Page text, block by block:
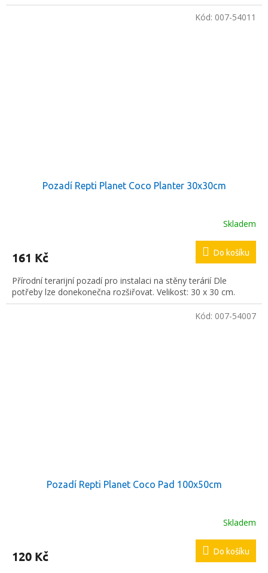
Pozadí Repti Planet Coco Planter 30x30cm
Skladem
161 Kč Do košíku
Přírodní terarijní pozadí pro instalaci na stěny terárií Dle
potřeby lze donekonečna rozšiřovat. Velikost: 30 x 30 cm.
Kód: 007-54011
Pozadí Repti Planet Coco Pad 100x50cm
Skladem
120 Kč Do košíku
Kód: 007-54007